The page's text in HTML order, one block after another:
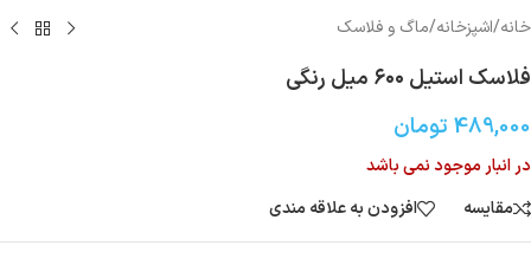
خانه/اشپزخانه/ماگ و فلاسک
فلاسک استیل ۶۰۰ میل رنگی
489,000 تومان
در انبار موجود نمی باشد
مقایسه
افزودن به علاقه مندی